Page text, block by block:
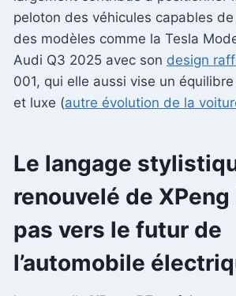
peloton des véhicules capables
des modèles comme la Tesla
Audi Q3 2025 avec son design
001, qui elle aussi vise un
et luxe (autre évolution de la
Le langage
renouvelé de XPeng
pas vers le futur de
l’automobile